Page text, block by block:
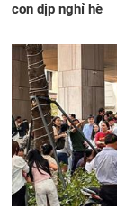
tiếng
em lọ mọ
khóc
động
mai,
7/8/
tiền
cao
hơn
no đủ
con dịp nghỉ hè